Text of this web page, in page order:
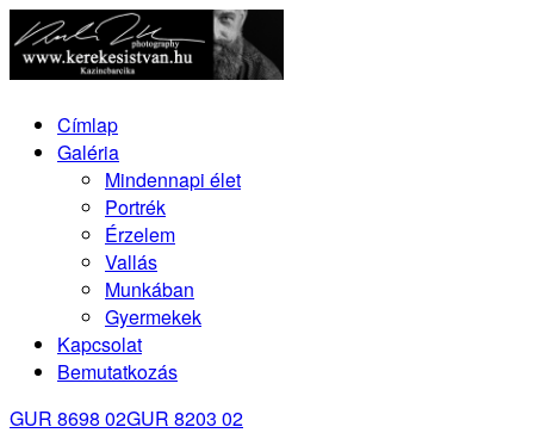
Címlap
Galéria
Mindennapi élet
Portrék
Érzelem
Vallás
Munkában
Gyermekek
Kapcsolat
Bemutatkozás
GUR 8698 02GUR 8203 02